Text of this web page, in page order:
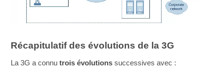
Récapitulatif des évolutions de la 3G
La 3G a connu trois évolutionssuccessives avec :